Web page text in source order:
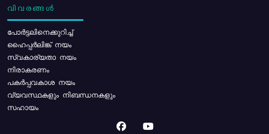
വിവരങ്ങൾ
പോര്‍ട്ടലിനെക്കുറിച്ച്
ഹൈപ്പർലിങ്ക് നയം
സ്വകാര്യതാ നയം
നിരാകരണം
പകർപ്പവകാശ നയം
വ്യവസ്ഥകളും നിബന്ധനകളും
സഹായം